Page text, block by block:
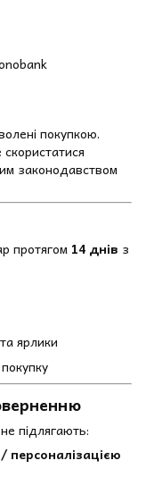
покупкою.
законодавством
протягом 14 днів з
ярлики
підлягають:
персоналізацією